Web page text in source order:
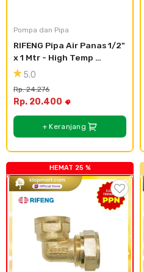
Sanitari &
Peralatan &
Aksesoris
Scaffolding
Konstruksi
Atap & Lantai
Besi Profil &
Besi Profil &
Semen &
Pompa dan
Pompa dan Pipa
RIFENG Pipa Air Panas 1/2"
x 1 Mtr - High Temp
Resistant Orange B1216
5.0
Rp. 24.276
Rp. 20.400
+ Keranjang
HEMAT 25 %